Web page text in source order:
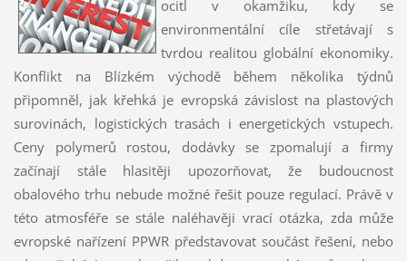
ocitl v okamžiku, kdy se
environmentální cíle střetávají s
tvrdou realitou globální ekonomiky.
Konflikt na Blízkém východě během několika týdnů
připomněl, jak křehká je evropská závislost na plastových
surovinách, logistických trasách i energetických vstupech.
Ceny polymerů rostou, dodávky se zpomalují a firmy
začínají stále hlasitěji upozorňovat, že budoucnost
obalového trhu nebude možné řešit pouze regulací. Právě v
této atmosféře se stále naléhavěji vrací otázka, zda může
evropské nařízení PPWR představovat součást řešení, nebo